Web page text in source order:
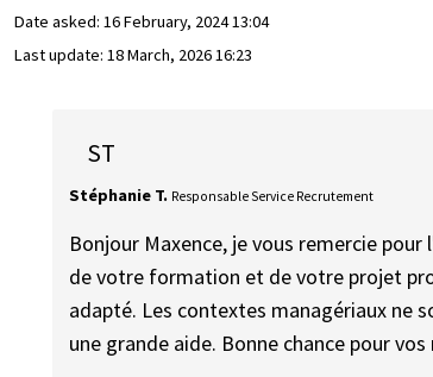
Date asked: 16 February, 2024 13:04
Last update: 18 March, 2026 16:23
ST
Stéphanie T. Responsable Service Recrutement
Bonjour Maxence, je vous remercie
de votre formation et de votre projet
adapté. Les contextes managériaux ne
une grande aide. Bonne chance pour vos